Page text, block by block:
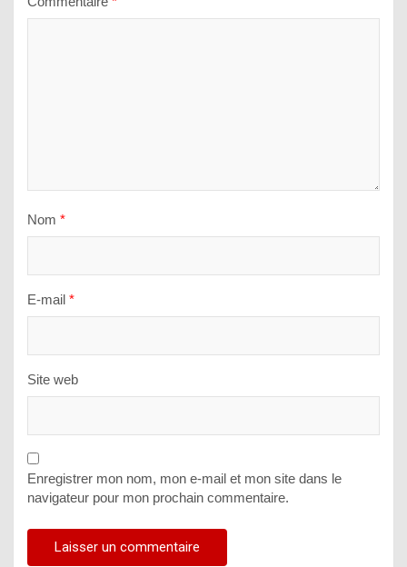
Nom *
E-mail *
Site web
Enregistrer mon nom, mon e-mail et mon site dans le
navigateur pour mon prochain commentaire.